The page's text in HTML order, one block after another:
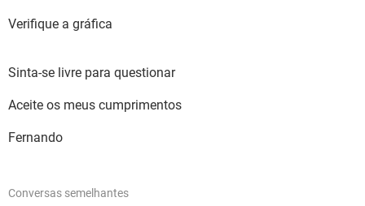
Verifique a gráfica
Sinta-se livre para questionar
Aceite os meus cumprimentos
Fernando
Conversas semelhantes